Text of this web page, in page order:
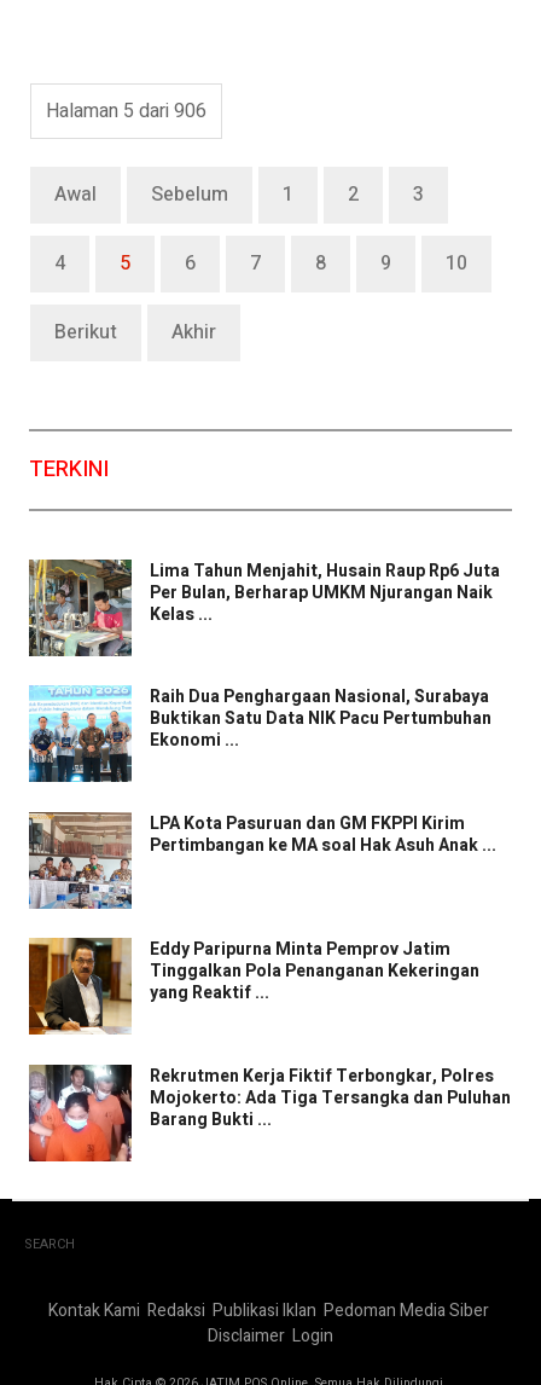
Halaman 5 dari 906
Awal Sebelum 1 2 3
4 5 6 7 8 9 10
Berikut Akhir
TERKINI
Lima Tahun Menjahit, Husain Raup Rp6 Juta
Per Bulan, Berharap UMKM Njurangan Naik
Kelas ...
Raih Dua Penghargaan Nasional, Surabaya
Buktikan Satu Data NIK Pacu Pertumbuhan
Ekonomi ...
LPA Kota Pasuruan dan GM FKPPI Kirim
Pertimbangan ke MA soal Hak Asuh Anak ...
Eddy Paripurna Minta Pemprov Jatim
Tinggalkan Pola Penanganan Kekeringan
yang Reaktif ...
Rekrutmen Kerja Fiktif Terbongkar, Polres
Mojokerto: Ada Tiga Tersangka dan Puluhan
Barang Bukti ...
SEARCH
Kontak Kami Redaksi Publikasi Iklan Pedoman Media Siber
Disclaimer Login